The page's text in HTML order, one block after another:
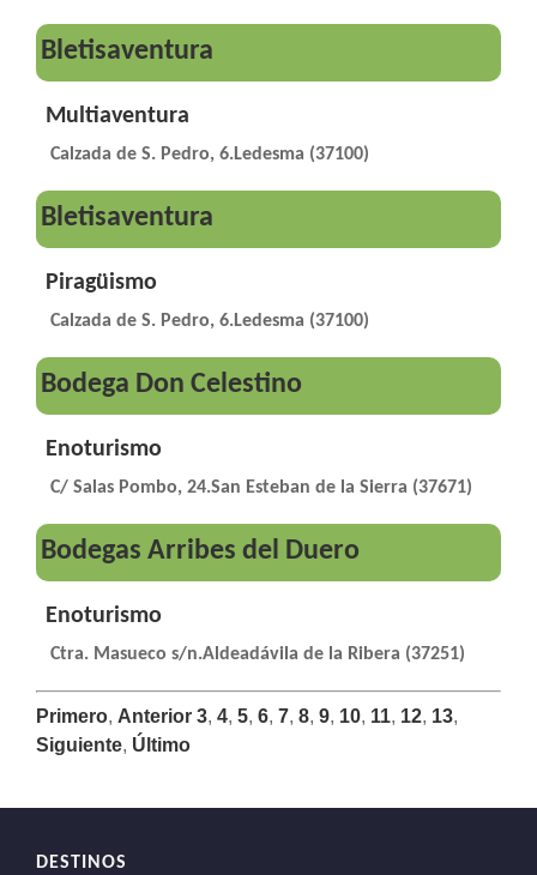
Bletisaventura
Multiaventura
Calzada de S. Pedro, 6.Ledesma (37100)
Bletisaventura
Piragüismo
Calzada de S. Pedro, 6.Ledesma (37100)
Bodega Don Celestino
Enoturismo
C/ Salas Pombo, 24.San Esteban de la Sierra (37671)
Bodegas Arribes del Duero
Enoturismo
Ctra. Masueco s/n.Aldeadávila de la Ribera (37251)
Primero, Anterior 3, 4, 5, 6, 7, 8, 9, 10, 11, 12, 13,
Siguiente, Último
DESTINOS